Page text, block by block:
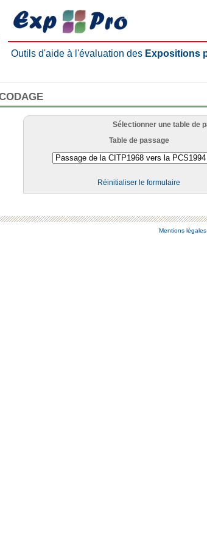
Outils d'aide à l'évaluation des Expositions
Sélectionner une table de
Table de passage
Réinitialiser le formulaire
Mentions légales